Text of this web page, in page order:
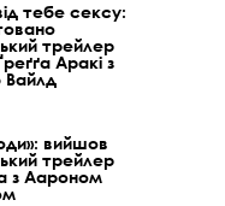
тебе сексу:
трейлер
Аракі з
Вайлд
вийшов
трейлер
з Аароном